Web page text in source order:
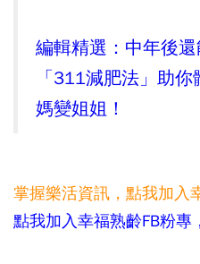
編輯精選：中年後
「311減肥法」助
媽變姐姐！
掌握樂活資訊， 點我加入
點我加入幸福熟齡FB粉專